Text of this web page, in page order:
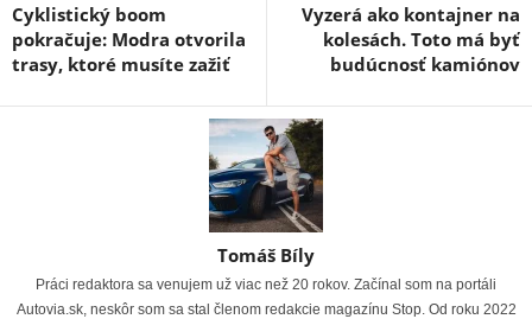
Cyklistický boom
pokračuje: Modra otvorila
trasy, ktoré musíte zažiť
Vyzerá ako kontajner na
kolesách. Toto má byť
budúcnosť kamiónov
Tomáš Bíly
Práci redaktora sa venujem už viac než 20 rokov. Začínal som na portáli
Autovia.sk, neskôr som sa stal členom redakcie magazínu Stop. Od roku 2022